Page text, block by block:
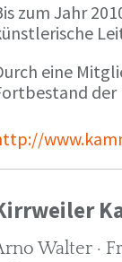
zum Jahr
eine
der
Walter ·